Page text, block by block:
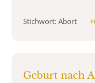
Stichwort: Abort
Geburt nach